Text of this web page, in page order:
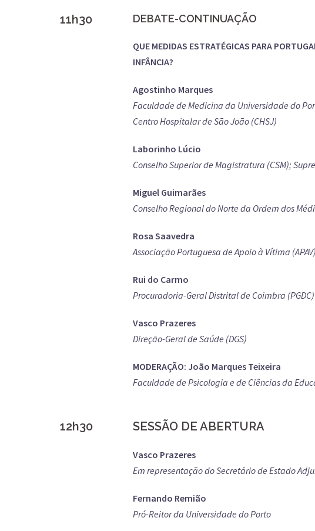
11h30 DEBATE-CONTINUAÇÃO
QUE MEDIDAS ESTRATÉGICAS PARA
INFÂNCIA?
Agostinho Marques
Faculdade de Medicina da Universidade do
Centro Hospitalar de São João (CHSJ)
Laborinho Lúcio
Conselho Superior de Magistratura (CSM);
Miguel Guimarães
Conselho Regional do Norte da Ordem dos
Rosa Saavedra
Associação Portuguesa de Apoio à Vítima (APAV)
Rui do Carmo
Procuradoria-Geral Distrital de Coimbra (PGDC)
Vasco Prazeres
Direção-Geral de Saúde (DGS)
MODERAÇÃO: João Marques Teixeira
Faculdade de Psicologia e de Ciências da
12h30 SESSÃO DE ABERTURA
Vasco Prazeres
Em representação do Secretário de Estado
Fernando Remião
Pró-Reitor da Universidade do Porto